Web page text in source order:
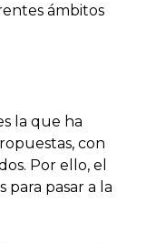
ámbitos
la que ha
con
Por ello, el
pasar a la